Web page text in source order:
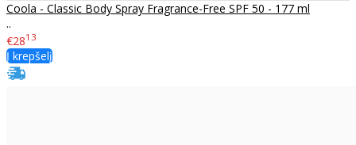
Coola - Classic Body Spray Fragrance-Free SPF 50 - 177 ml
..
€2813
Į krepšelį